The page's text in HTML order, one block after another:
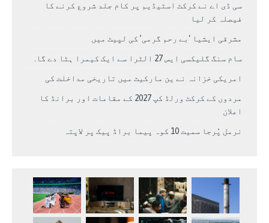
سی ڈی اے نے کرکٹ اسٹیڈیم پر کام جلد شروع کرنے کا
فیصلہ کر لیا
مشرقی ایشیا ‘بے رحم گرمی’ کی لپیٹ میں
سام سنگ گلیکسی ایس 27 الٹرا سے ایک کیمرا ہٹا دے گا.
امریکی خزانہ نے ین مارکیٹ میں تاریخی مداخلت کی
مردوں کے کرکٹ ورلڈ کپ 2027 کے مقامات اور برانڈ کا
اعلان
نرمل پُرجا سمیت 10 کوہ پیما براڈ پیک پر لاپتہ